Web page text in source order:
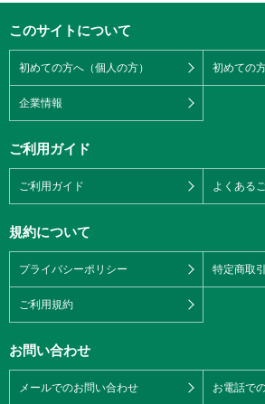
このサイトについて
初めての方へ（個人の方） 初めての
企業情報
ご利用ガイド
ご利用ガイド よくある
規約について
プライバシーポリシー 特定商取
ご利用規約
お問い合わせ
メールでのお問い合わせ お電話で